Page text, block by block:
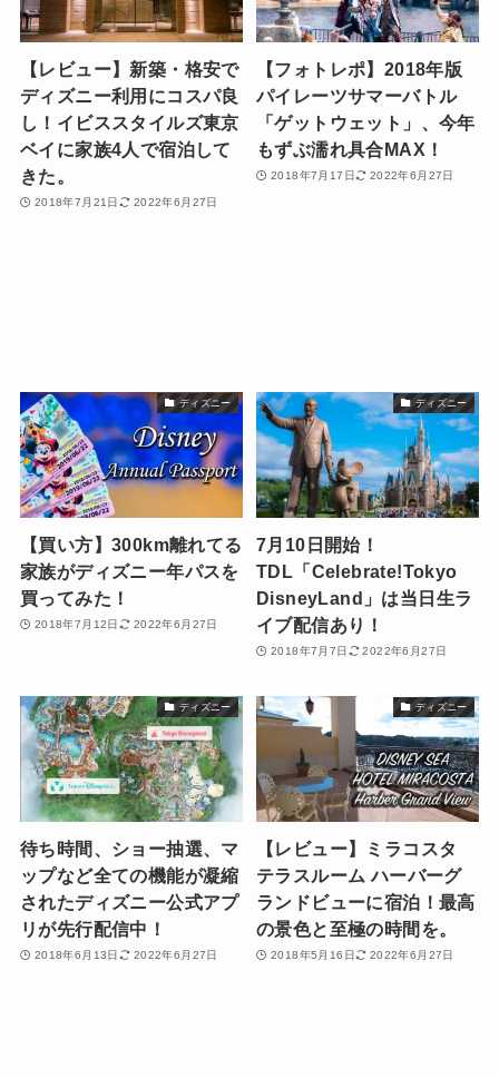
【レビュー】新築・格安で
ディズニー利用にコスパ良
し！イビススタイルズ東京
ベイに家族4人で宿泊して
きた。
2018年7月21日 2022年6月27日
【フォトレポ】2018年版
パイレーツサマーバトル
「ゲットウェット」、今年
もずぶ濡れ具合MAX！
2018年7月17日 2022年6月27日
ディズニー
【買い方】300km離れてる
家族がディズニー年パスを
買ってみた！
2018年7月12日 2022年6月27日
ディズニー
7月10日開始！
TDL「Celebrate!Tokyo
DisneyLand」は当日生ラ
イブ配信あり！
2018年7月7日 2022年6月27日
ディズニー
待ち時間、ショー抽選、マ
ップなど全ての機能が凝縮
されたディズニー公式アプ
リが先行配信中！
2018年6月13日 2022年6月27日
ディズニー
【レビュー】ミラコスタ
テラスルーム ハーバーグ
ランドビューに宿泊！最高
の景色と至極の時間を。
2018年5月16日 2022年6月27日